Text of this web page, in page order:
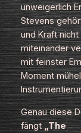
unweigerlich
Stevens
und Kraft
miteinander
mit feinster
Moment
Genau diese
fängt„The